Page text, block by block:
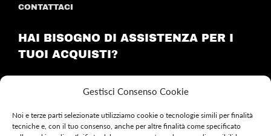
Gestisci Consenso Cookie
Noi e terze parti selezionate utilizziamo cookie o tecnologie simili per finalità
tecniche e, con il tuo consenso, anche per altre finalità come specificato
CONTATTACI
HAI BISOGNO DI ASSISTENZA PER I
TUOI ACQUISTI?